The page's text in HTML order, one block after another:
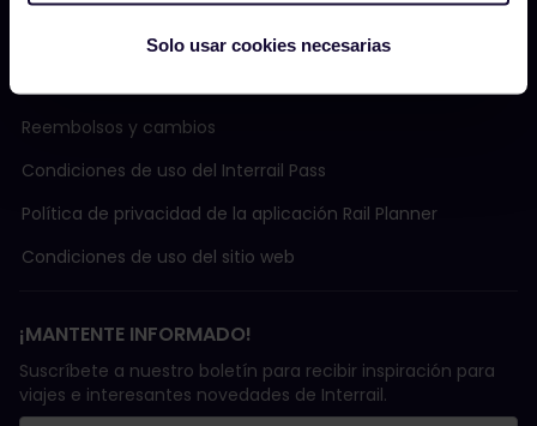
Solo usar cookies necesarias
TÉRMINOS Y CONDICIONES
Reembolsos y cambios
Condiciones de uso del Interrail Pass
Política de privacidad de la aplicación Rail Planner
Condiciones de uso del sitio web
¡MANTENTE INFORMADO!
Suscríbete a nuestro boletín para recibir inspiración para
viajes e interesantes novedades de Interrail.